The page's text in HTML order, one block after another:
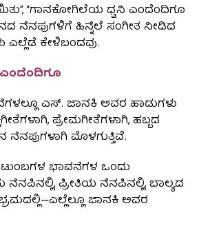
“ಗಾನಕೋಗಿಲೆಯ ಧ್ವನಿ ಎಂದೆಂದಿಗೂ
ನೆನಪುಗಳಿಗೆ ಹಿನ್ನೆಲೆ ಸಂಗೀತ ನೀಡಿದ
ಎಲ್ಲೆಡೆ ಕೇಳಿಬಂದವು.
ಎಂದೆಂದಿಗೂ
ಎಸ್. ಜಾನಕಿ ಅವರ ಹಾಡುಗಳು
ಪ್ರೇಮಗೀತೆಗಳಾಗಿ, ಹಬ್ಬದ
ನೆನಪುಗಳಾಗಿ ಮೊಳಗುತ್ತಿವೆ.
ಭಾವನೆಗಳ ಒಂದು
ಪ್ರೀತಿಯ ನೆನಪಿನಲ್ಲಿ, ಬಾಲ್ಯದ
ಜಾನಕಿ ಅವರ